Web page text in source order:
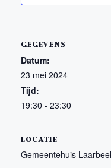
GEGEVENS
Datum:
23 mei 2024
Tijd:
19:30 - 23:30
LOCATIE
Gemeentehuis